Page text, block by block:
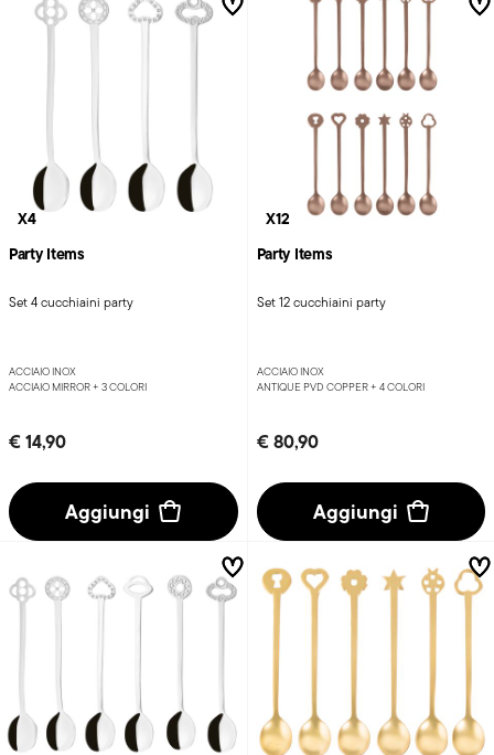
X4
Party Items
Set 4 cucchiaini party
ACCIAIO INOX
ACCIAIO MIRROR + 3 COLORI
€ 14,90
Aggiungi
X12
Party Items
Set 12 cucchiaini party
ACCIAIO INOX
ANTIQUE PVD COPPER + 4 COLORI
€ 80,90
Aggiungi